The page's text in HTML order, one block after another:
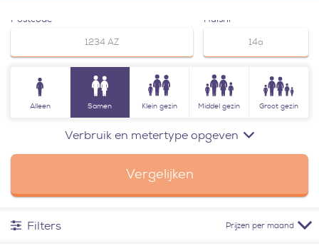
Postcode Huisnr
Alleen Samen Klein gezin Middel gezin Groot gezin
Verbruik en metertype opgeven
Vergelijken
Filters Prijzen per maand